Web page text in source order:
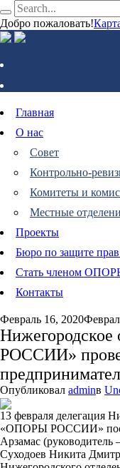
Добро пожаловать!
Главная
О нас
Совет
Контрольно-
Комитеты и
Местные
Проекты
Бюро по защите
Стать членом
Контакты
Февраль 16, 2020
РОССИИ»
Опубликовал adminв
13 февраля делегация
«ОПОРЫ РОССИИ»
Арзамас
Суходоев Никита